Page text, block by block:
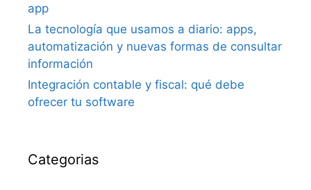
app
La tecnología que usamos a diario: apps,
automatización y nuevas formas de consultar
información
Integración contable y fiscal: qué debe
ofrecer tu software
Categorias